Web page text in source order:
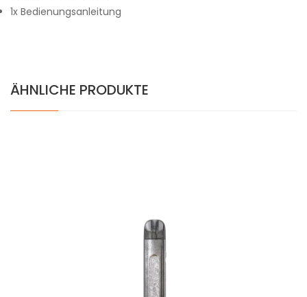
1x Bedienungsanleitung
ÄHNLICHE PRODUKTE